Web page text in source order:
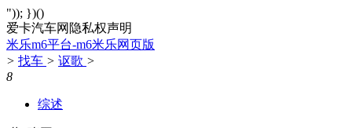
")); })()
爱卡汽车网隐私权声明
米乐m6平台-m6米乐网页版
> 找车 > 讴歌 >
8
综述